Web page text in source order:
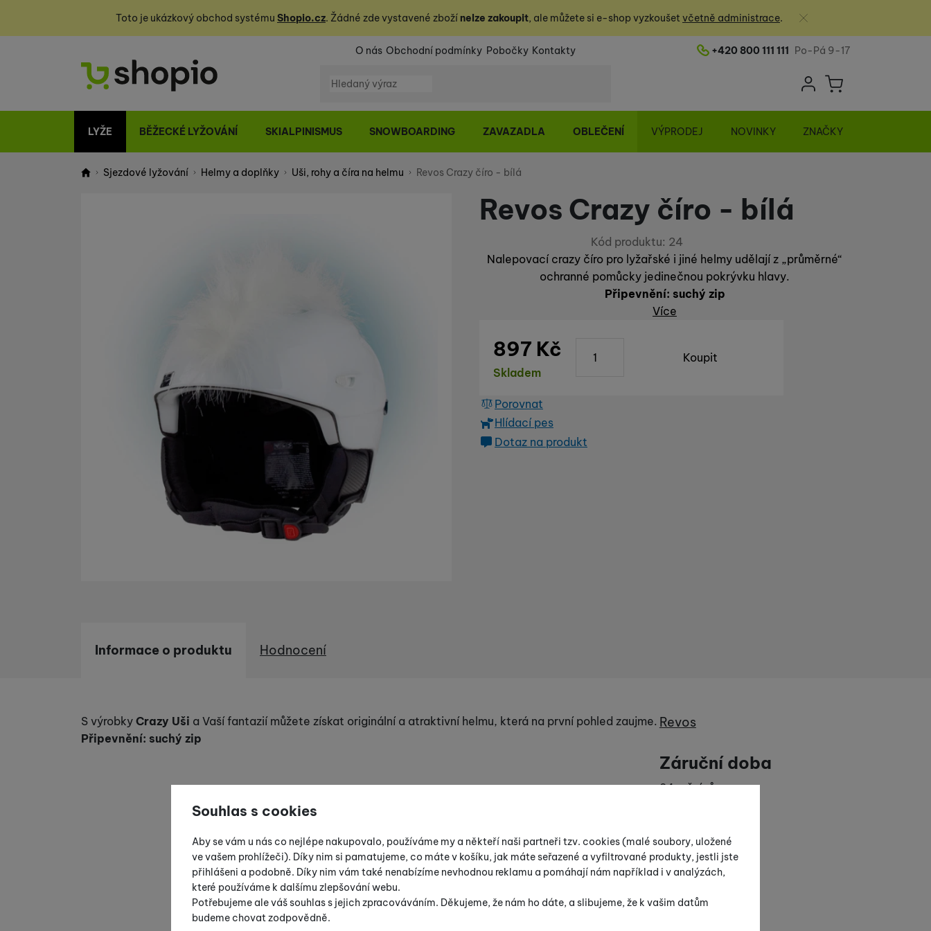
Souhlas s cookies
Aby se vám u nás co nejlépe nakupovalo, používáme my a někteří naši partneři tzv. cookies (malé soubory, uložené
ve vašem prohlížeči). Díky nim si pamatujeme, co máte v košíku, jak máte seřazené a vyfiltrované produkty, jestli jste
přihlášeni a podobně. Díky nim vám také nenabízíme nevhodnou reklamu a pomáhají nám například i v analýzách,
které používáme k dalšímu zlepšování webu.
Potřebujeme ale váš souhlas s jejich zpracováváním. Děkujeme, že nám ho dáte, a slibujeme, že k vašim datům
budeme chovat zodpovědně.
Toto je ukázkový obchod systému Shopio.cz. Žádné zde vystavené zboží nelze zakoupit, ale můžete si e-shop vyzkoušet včetně administrace.
Zavřít
O nás Obchodní podmínky Pobočky Kontakty
Vyhledávání
Telefonní číslo
+420 800 111 111 Po-Pá 9-17
Uživatelská
Přihlásit se
Košík
LYŽE BĚŽECKÉ LYŽOVÁNÍ SKIALPINISMUS SNOWBOARDING ZAVAZADLA OBLEČENÍ VÝPRODEJ NOVINKY ZNAČKY
Sjezdové lyžování Helmy a doplňky Uši, rohy a číra na helmu Revos Crazy číro - bílá
Revos Crazy číro - bílá
Kód produktu: 24
Nalepovací crazy číro pro lyžařské i jiné helmy udělají z „průměrné“
ochranné pomůcky jedinečnou pokrývku hlavy.
Připevnění: suchý zip
Více
Dostupnost
Skladem
897 Kč
Koupit
Porovnat
Hlídací pes
Dotaz na produkt
Informace o produktu Hodnocení
S výrobky Crazy Uši a Vaší fantazií můžete získat originální a atraktivní helmu, která na první pohled zaujme.
Připevnění: suchý zip
Výrobce
Revos
Záruční doba
24 měsíců
Barva